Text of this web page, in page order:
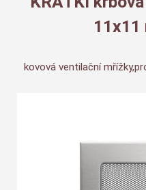
11x11
kovová ventilační